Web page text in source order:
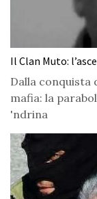
Il Clan Muto:
Dalla
mafia: la
'ndrina